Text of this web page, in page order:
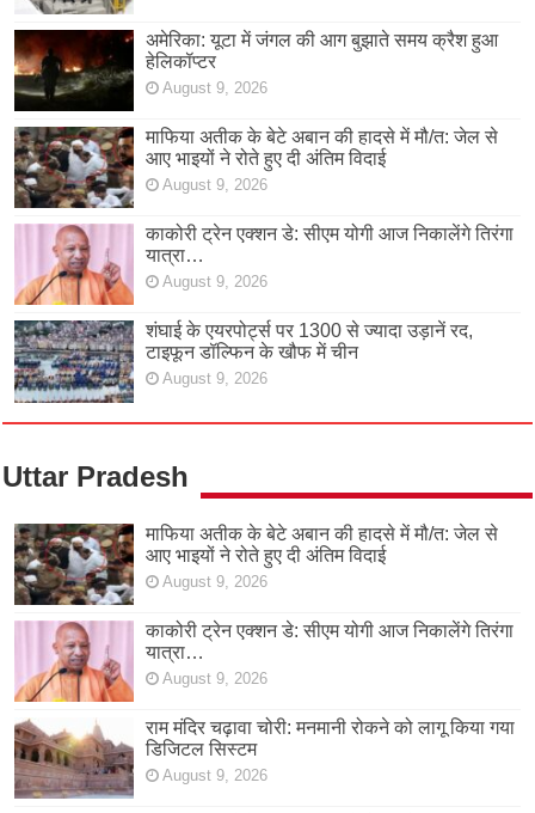
अमेरिका: यूटा में जंगल की आग बुझाते समय क्रैश हुआ
हेलिकॉप्टर
August 9, 2026
माफिया अतीक के बेटे अबान की हादसे में मौ/त: जेल से
आए भाइयों ने रोते हुए दी अंतिम विदाई
August 9, 2026
काकोरी ट्रेन एक्शन डे: सीएम योगी आज निकालेंगे तिरंगा
यात्रा…
August 9, 2026
शंघाई के एयरपोर्ट्स पर 1300 से ज्यादा उड़ानें रद,
टाइफून डॉल्फिन के खौफ में चीन
August 9, 2026
Uttar Pradesh
माफिया अतीक के बेटे अबान की हादसे में मौ/त: जेल से
आए भाइयों ने रोते हुए दी अंतिम विदाई
August 9, 2026
काकोरी ट्रेन एक्शन डे: सीएम योगी आज निकालेंगे तिरंगा
यात्रा…
August 9, 2026
राम मंदिर चढ़ावा चोरी: मनमानी रोकने को लागू किया गया
डिजिटल सिस्टम
August 9, 2026